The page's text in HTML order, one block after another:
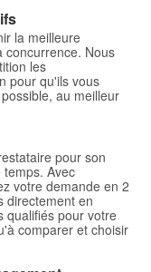
la meilleure
concurrence. Nous
les
pour qu'ils vous
au meilleur
pour son
Avec
votre demande en 2
directement en
qualifiés pour votre
comparer et choisir